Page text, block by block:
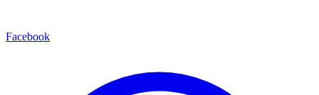
Facebook